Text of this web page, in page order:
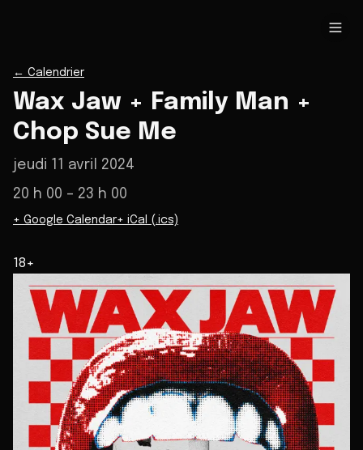
← Calendrier
Wax Jaw + Family Man +
Chop Sue Me
jeudi 11 avril 2024
20 h 00 – 23 h 00
+ Google Calendar+ iCal (.ics)
18+